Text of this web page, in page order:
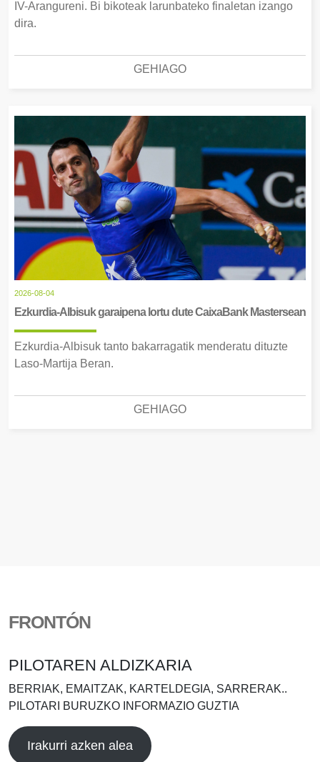
IV-Arangureni. Bi bikoteak larunbateko finaletan izango
dira.
GEHIAGO
2026-08-04
Ezkurdia-Albisuk garaipena lortu dute CaixaBank Mastersean
Ezkurdia-Albisuk tanto bakarragatik menderatu dituzte
Laso-Martija Beran.
GEHIAGO
FRONTÓN
PILOTAREN ALDIZKARIA
BERRIAK, EMAITZAK, KARTELDEGIA, SARRERAK..
PILOTARI BURUZKO INFORMAZIO GUZTIA
Irakurri azken alea